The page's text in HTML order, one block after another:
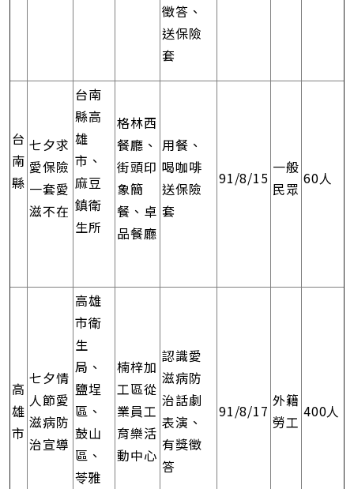
徵答、
送保險
套
台
南
縣
七夕求
愛保險
一套愛
滋不在
台南
縣高
雄
市、
麻豆
鎮衛
生所
格林西
餐廳、
街頭印
象簡
餐、卓
品餐廳
用餐、
喝咖啡
送保險
套
91/8/15
一般
民眾
60人
高
雄
市
七夕情
人節愛
滋病防
治宣導
高雄
市衛
生
局、
鹽埕
區、
鼓山
區、
苓雅
楠梓加
工區從
業員工
育樂活
動中心
認識愛
滋病防
治話劇
表演、
有獎徵
答
91/8/17
外籍
勞工
400人